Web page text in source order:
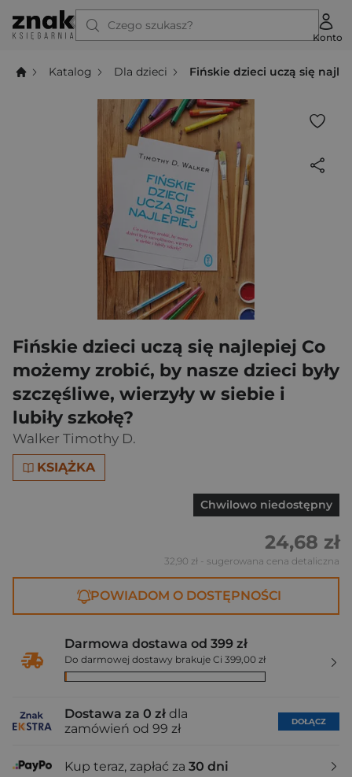
Czego szukasz?
Konto
Katalog Dla dzieci Fińskie dzieci uczą się
Fińskie dzieci uczą się najlepiej Co
możemy zrobić, by nasze dzieci były
szczęśliwe, wierzyły w siebie i
lubiły szkołę?
Walker Timothy D.
KSIĄŻKA
Chwilowo niedostępny
24,68 zł
32,90 zł - sugerowana cena detaliczna
POWIADOM O DOSTĘPNOŚCI
Darmowa dostawa od 399 zł
Do darmowej dostawy brakuje Ci 399,00 zł
Dostawa za 0 zł dla
zamówień od 99 zł
DOŁĄCZ
Kup teraz, zapłać za 30 dni